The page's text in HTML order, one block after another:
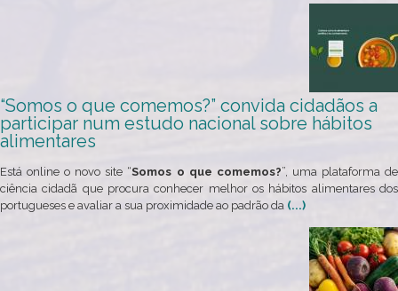
“Somos o que comemos?” convida cidadãos a
participar num estudo nacional sobre hábitos
alimentares
Está online o novo site “Somos o que comemos?”, uma plataforma de
ciência cidadã que procura conhecer melhor os hábitos alimentares dos
portugueses e avaliar a sua proximidade ao padrão da (...)